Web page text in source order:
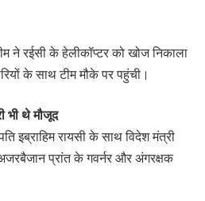
ने रईसी के हेलीकॉप्टर को खोज निकाला
के साथ टीम मौके पर पहुंची।
भी थे मौजूद
इब्राहिम रायसी के साथ विदेश मंत्री
अजरबैजान प्रांत के गवर्नर और अंगरक्षक